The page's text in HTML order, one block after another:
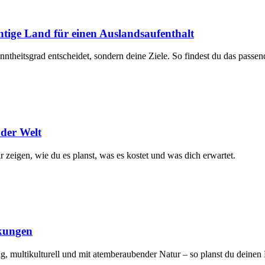
Land für einen Auslandsaufenthalt
entscheidet, sondern deine Ziele. So findest du das
Welt
wie du es planst, was es kostet und was dich erwartet.
multikulturell und mit atemberaubender Natur – so planst du deinen